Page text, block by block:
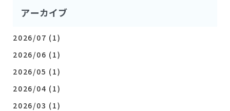
アーカイブ
2026/07 (1)
2026/06 (1)
2026/05 (1)
2026/04 (1)
2026/03 (1)